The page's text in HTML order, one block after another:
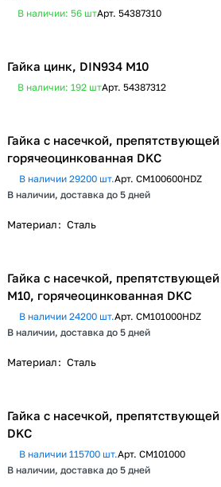
В наличии: 56 штАрт. 54387310
Гайка цинк, DIN934 М10
В наличии: 192 штАрт. 54387312
Гайка с насечкой,
горячеоцинкованная DKC
В наличии 29200 шт.Арт. CM100600HDZ
В наличии, доставка до 5 дней
Материал: Сталь
Гайка с насечкой,
М10, горячеоцинкованная DKC
В наличии 24200 шт.Арт. CM101000HDZ
В наличии, доставка до 5 дней
Материал: Сталь
Гайка с насечкой,
DKC
В наличии 115700 шт.Арт. CM101000
В наличии, доставка до 5 дней